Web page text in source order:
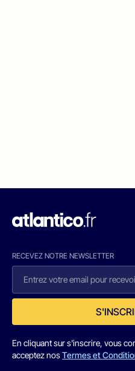
RECEVEZ NOTRE NEWSLETTER
En cliquant sur s'inscrire, vous
acceptez nosTermes et